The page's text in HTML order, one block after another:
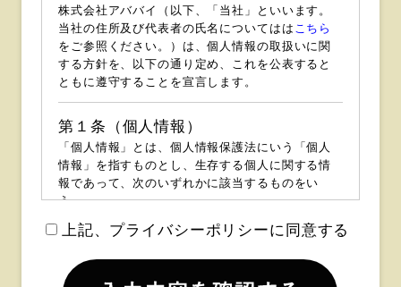
株式会社アババイ（以下、「当社」といいます。
当社の住所及び代表者の氏名についてはは こちら
をご参照ください。）は、個人情報の取扱いに関
する方針を、以下の通り定め、これを公表すると
ともに遵守することを宣言します。
第１条（個人情報）
「個人情報」とは、個人情報保護法にいう「個人
情報」を指すものとし、生存する個人に関する情
報であって、次のいずれかに該当するものをい
う。
（１）当該情報に含まれる氏名、生年月日、住
所、電話番号、連絡先その他の記述等により特定
の個人を識別できるもの。
上記、プライバシーポリシーに同意する